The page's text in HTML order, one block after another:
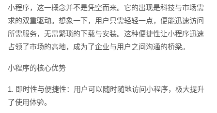
小程序，这一概念并不是凭空而来。它的出现是科技与市场需
求的双重驱动。想象一下，用户只需轻轻一点，便能迅速访问
所需服务，无需繁琐的下载与安装。这种便捷性让小程序迅速
占领了市场的高地，成为了企业与用户之间沟通的桥梁。
小程序的核心优势
1. 即时性与便捷性：用户可以随时随地访问小程序，极大提升
了使用体验。